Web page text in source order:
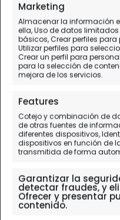
Marketing
Almacenar la información
ella, Uso de datos
básicos, Crear perfiles
Utilizar perfiles para
Crear un perfil para
para la selección de
mejora de los servicios.
Features
Cotejo y combinación de
de otras fuentes de
diferentes dispositivos,
dispositivos en función de
transmitida de forma
Garantizar la
detectar fraudes, y
Ofrecer y presentar
contenido.